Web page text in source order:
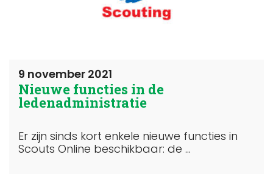
9 november 2021
Nieuwe functies in de
ledenadministratie
Er zijn sinds kort enkele nieuwe functies in
Scouts Online beschikbaar: de ...